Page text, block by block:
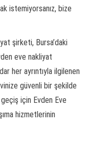
istemiyorsanız, bize
şirketi, Bursa’daki
eve nakliyat
her ayrıntıyla ilgilenen
güvenli bir şekilde
için Evden Eve
hizmetlerinin